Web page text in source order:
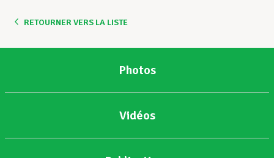
RETOURNER VERS LA LISTE
Photos
Vidéos